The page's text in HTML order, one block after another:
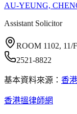
AU-YEUNG,
Assistant Solicitor
ROOM 1102,
2521-8822
基本資料來源： 香
香港搵律師網